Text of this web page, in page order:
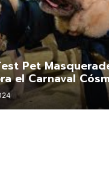
Pet
el Carnaval